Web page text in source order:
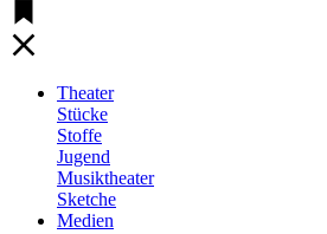
Theater
Stücke
Stoffe
Jugend
Musiktheater
Sketche
Medien